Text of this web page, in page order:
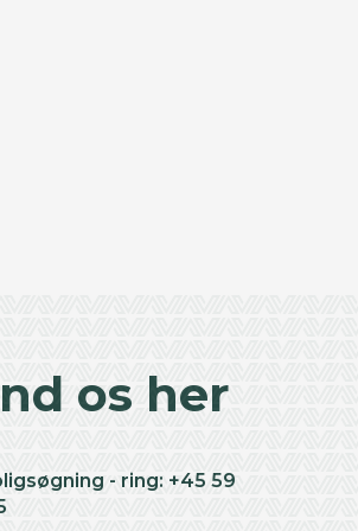
os her
- ring: +45 59